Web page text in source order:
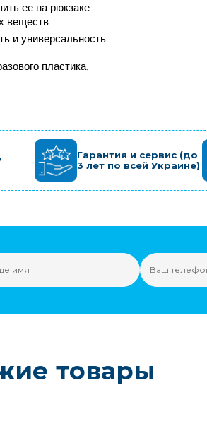
ее на рюкзаке
веществ
и универсальность
пластика,
Гарантия и сервис (до
3 лет по всей Украине)
товары